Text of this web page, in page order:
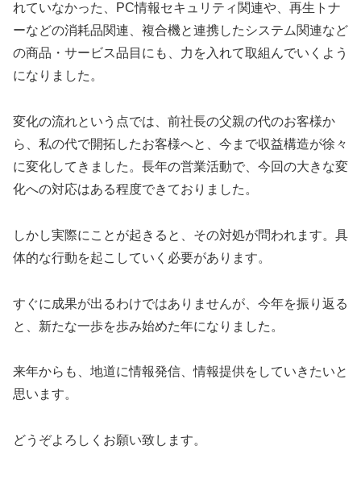
れていなかった、PC情報セキュリティ関連や、再生トナ
ーなどの消耗品関連、複合機と連携したシステム関連など
の商品・サービス品目にも、力を入れて取組んでいくよう
になりました。
変化の流れという点では、前社長の父親の代のお客様か
ら、私の代で開拓したお客様へと、今まで収益構造が徐々
に変化してきました。長年の営業活動で、今回の大きな変
化への対応はある程度できておりました。
しかし実際にことが起きると、その対処が問われます。具
体的な行動を起こしていく必要があります。
すぐに成果が出るわけではありませんが、今年を振り返る
と、新たな一歩を歩み始めた年になりました。
来年からも、地道に情報発信、情報提供をしていきたいと
思います。
どうぞよろしくお願い致します。